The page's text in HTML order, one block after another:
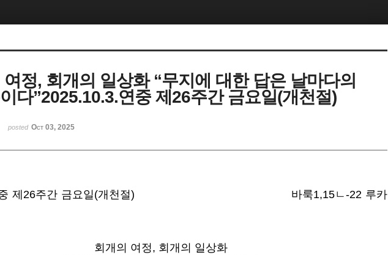
여정, 회개의 일상화 “무지에 대한 답은 날마다의
다”2025.10.3.연중 제26주간 금요일(개천절)
posted Oct 03, 2025
제26주간 금요일(개천절)
바룩1,15ㄴ-22 루카
회개의 여정, 회개의 일상화